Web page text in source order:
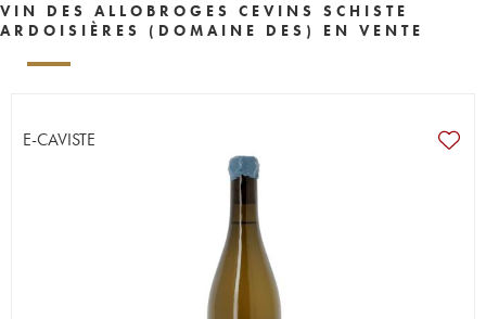
VIN DES ALLOBROGES CEVINS SCHISTE
ARDOISIÈRES (DOMAINE DES) EN VENTE
E-CAVISTE